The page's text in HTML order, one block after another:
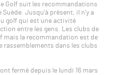
Golf suit les recommandations
Jusqu’à présent, il n’y a
golf qui est une activité
entre les gens. Les clubs de
mais la recommandation est de
rassemblements dans les clubs
fermé depuis le lundi 16 mars